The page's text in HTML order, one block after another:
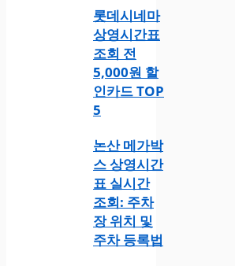
롯데시네마
상영시간표
조회 전
5,000원 할
인카드 TOP
5
논산 메가박
스 상영시간
표 실시간
조회: 주차
장 위치 및
주차 등록법